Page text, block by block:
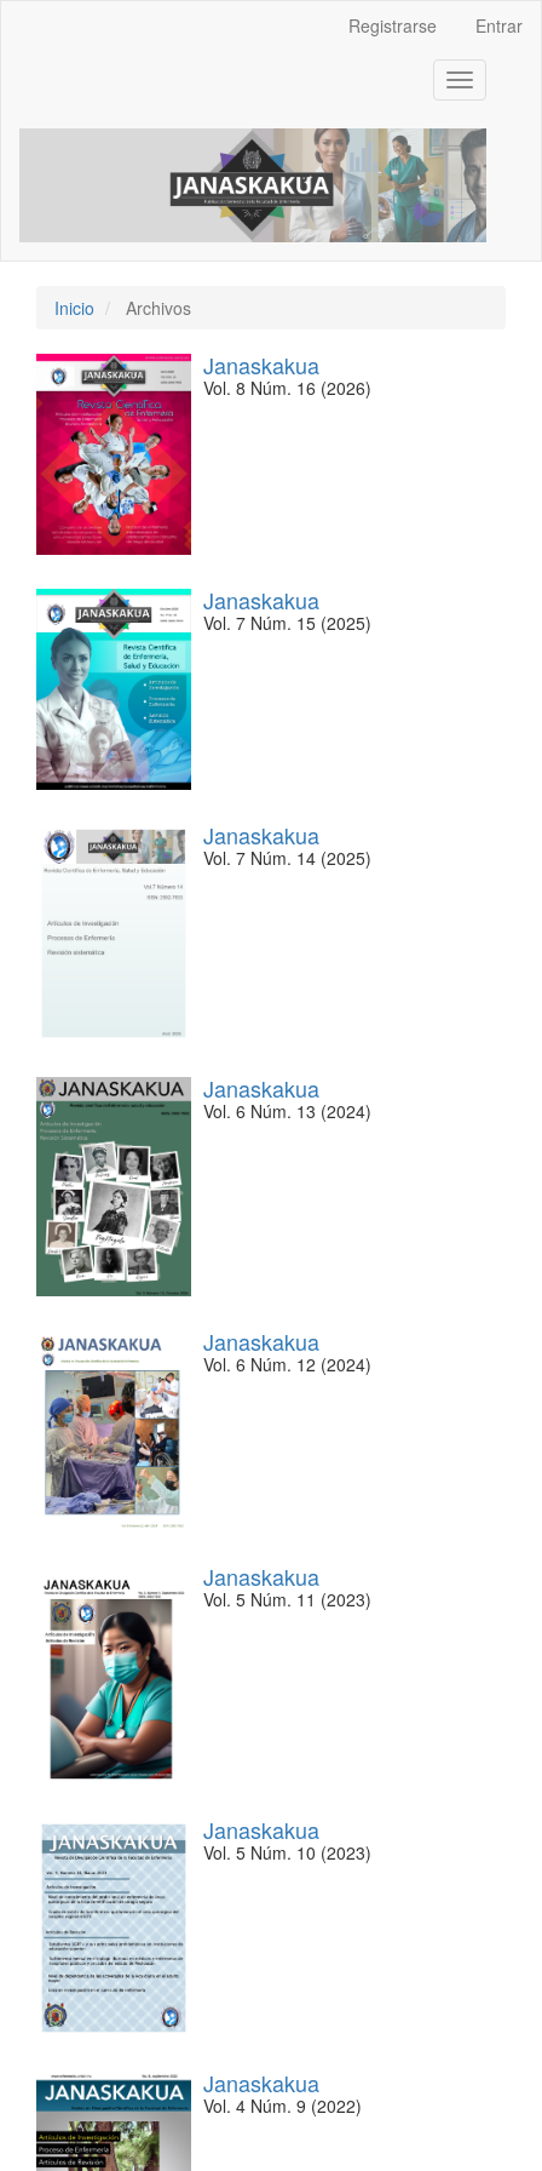
lateral
Registrarse Entrar
Toggle
navigation
Inicio Archivos
Janaskakua
Vol. 8 Núm. 16 (2026)
Janaskakua
Vol. 7 Núm. 15 (2025)
Janaskakua
Vol. 7 Núm. 14 (2025)
Janaskakua
Vol. 6 Núm. 13 (2024)
Janaskakua
Vol. 6 Núm. 12 (2024)
Janaskakua
Vol. 5 Núm. 11 (2023)
Janaskakua
Vol. 5 Núm. 10 (2023)
Janaskakua
Vol. 4 Núm. 9 (2022)